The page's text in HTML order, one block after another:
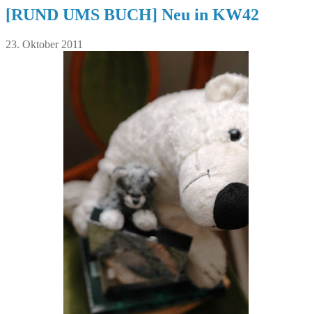
[RUND UMS BUCH] Neu in KW42
23. Oktober 2011